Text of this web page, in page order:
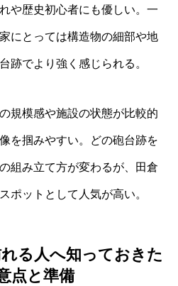
や歴史初心者にも優しい。一
にとっては構造物の細部や地
跡でより強く感じられる。
規模感や施設の状態が比較的
を掴みやすい。どの砲台跡を
組み立て方が変わるが、田倉
ポットとして人気が高い。
る人へ知っておきた
点と準備